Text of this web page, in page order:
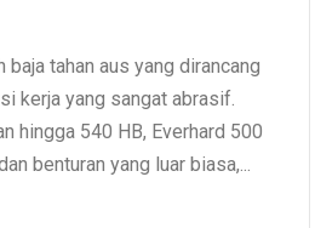
baja tahan aus yang dirancang
kerja yang sangat abrasif.
hingga 540 HB, Everhard 500
benturan yang luar biasa,...